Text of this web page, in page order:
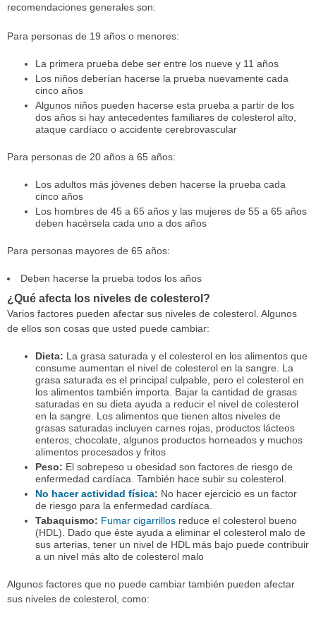
recomendaciones generales son:
Para personas de 19 años o menores:
La primera prueba debe ser entre los nueve y 11 años
Los niños deberían hacerse la prueba nuevamente cada
cinco años
Algunos niños pueden hacerse esta prueba a partir de los
dos años si hay antecedentes familiares de colesterol alto,
ataque cardíaco o accidente cerebrovascular
Para personas de 20 años a 65 años:
Los adultos más jóvenes deben hacerse la prueba cada
cinco años
Los hombres de 45 a 65 años y las mujeres de 55 a 65 años
deben hacérsela cada uno a dos años
Para personas mayores de 65 años:
Deben hacerse la prueba todos los años
¿Qué afecta los niveles de colesterol?
Varios factores pueden afectar sus niveles de colesterol. Algunos
de ellos son cosas que usted puede cambiar:
Dieta: La grasa saturada y el colesterol en los alimentos que
consume aumentan el nivel de colesterol en la sangre. La
grasa saturada es el principal culpable, pero el colesterol en
los alimentos también importa. Bajar la cantidad de grasas
saturadas en su dieta ayuda a reducir el nivel de colesterol
en la sangre. Los alimentos que tienen altos niveles de
grasas saturadas incluyen carnes rojas, productos lácteos
enteros, chocolate, algunos productos horneados y muchos
alimentos procesados y fritos
Peso: El sobrepeso u obesidad son factores de riesgo de
enfermedad cardíaca. También hace subir su colesterol.
No hacer actividad física: No hacer ejercicio es un factor
de riesgo para la enfermedad cardíaca.
Tabaquismo: Fumar cigarrillosreduce el colesterol bueno
(HDL). Dado que éste ayuda a eliminar el colesterol malo de
sus arterias, tener un nivel de HDL más bajo puede contribuir
a un nivel más alto de colesterol malo
Algunos factores que no puede cambiar también pueden afectar
sus niveles de colesterol, como: